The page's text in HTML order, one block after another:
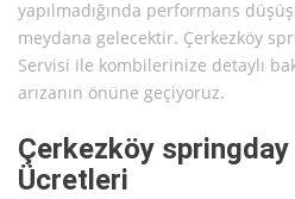
yapılmadığında performans
meydana gelecektir. Çerkezköy
Servisi ile kombilerinize detaylı
arızanın önüne geçiyoruz.
Çerkezköy
Ücretleri